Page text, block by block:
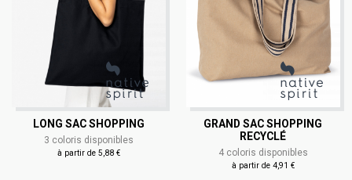
LONG SAC SHOPPING
3 coloris disponibles
à partir de 5,88 €
GRAND SAC SHOPPING
RECYCLÉ
4 coloris disponibles
à partir de 4,91 €